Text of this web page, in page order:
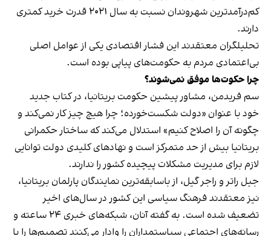
کم‌درآمدترین شهروندان نسبت به سال ۲۰۲۱ قدرت خرید کمتری
دارند.
تحلیلگران معتقدند این فشار اقتصادی یکی از عوامل اصلی
بی‌اعتمادی مردم به حکومت‌های پیاپی بوده است.
چرا حکوت‌ها موفق نمی‌شوند؟
سم فریدمن، مشاور پیشین حکومت بریتانیا، در کتاب جدید
خود با عنوان «دولت شکست‌خورده؛ چرا هیچ چیز کار نمی‌کند و
چگونه آن را اصلاح کنیم» استدلال می‌کند که ساختار حکمرانی
بریتانیا بیش از حد متمرکز است و نهادهای کلیدی دولت توانایی
لازم برای مدیریت مشکلات پیچیده کشور را ندارند.
جیل راتر و راجر گیل، از باسابقه‌ترین نمایندگان پارلمان بریتانیا،
نیز معتقدند فرهنگ سیاسی این کشور در سال‌های اخیر
تضعیف شده است. به گفته آنان، شبکه‌های خبری ۲۴ ساعته و
رسانه‌های اجتماعی سیاستمداران را وادار می‌کنند تصمیم‌ها را با